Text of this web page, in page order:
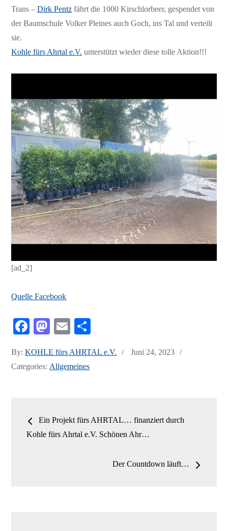
Trans –Dirk Pentz fährt die 1000 Kirschlorbeer, gespendet von
der Baumschule Volker Pleines auch Goch, ins Tal und verteilt
sie.
Kohle fürs Ahrtal e.V. unterstützt wieder diese tolle Aktion!!!
[ad_2]
Quelle Facebook
Fa
bo
ok
M
to
do
E
ail n
By:KOHLE fürs AHRTAL e.V.
Posted
Juni 24, 2023
Categories: Allgemeines
Beitrags-
Navigation
Ein Projekt fürs AHRTAL… finanziert durch
Kohle fürs Ahrtal e.V. Schönen Ahr…
Der Countdown läuft…